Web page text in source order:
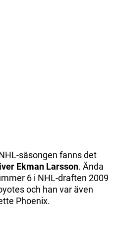
säsongen fanns det
Ekman Larsson. Ända
6 i NHL-draften 2009
och han var även
Phoenix.